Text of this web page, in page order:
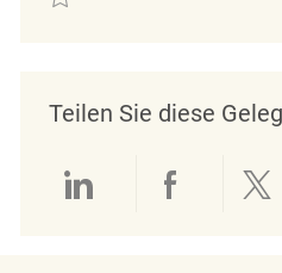
Teilen Sie diese
Über LinkedIn
Über